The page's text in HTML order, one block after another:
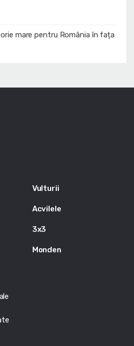
mare pentru România în fața
Vulturii
Acvilele
3x3
Monden